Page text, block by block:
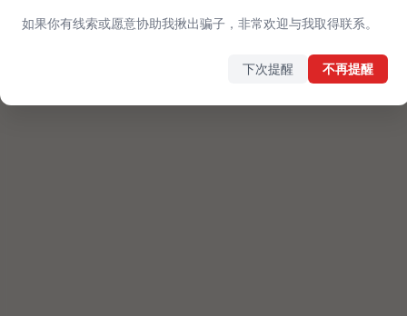
如果你有线索或愿意协助我揪出骗子，非常欢迎与我取得联系。
下次提醒 不再提醒